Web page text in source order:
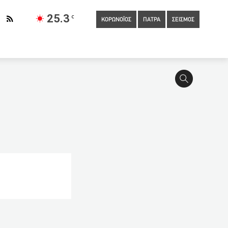
25.3 C
ΚΟΡΩΝΟΪΟΣ ΠΑΤΡΑ ΣΕΙΣΜΟΣ
13:30
βράζει” η πυροσβεστική στη Δυτ. Ελλάδα–Αιτία το “διατάζουμε